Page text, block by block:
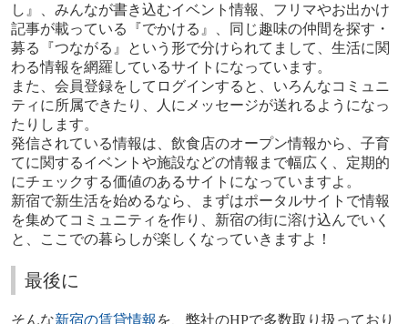
し』、みんなが書き込むイベント情報、フリマやお出かけ
記事が載っている『でかける』、同じ趣味の仲間を探す・
募る『つながる』という形で分けられてまして、生活に関
わる情報を網羅しているサイトになっています。
また、会員登録をしてログインすると、いろんなコミュニ
ティに所属できたり、人にメッセージが送れるようになっ
たりします。
発信されている情報は、飲食店のオープン情報から、子育
てに関するイベントや施設などの情報まで幅広く、定期的
にチェックする価値のあるサイトになっていますよ。
新宿で新生活を始めるなら、まずはポータルサイトで情報
を集めてコミュニティを作り、新宿の街に溶け込んでいく
と、ここでの暮らしが楽しくなっていきますよ！
最後に
そんな新宿の賃貸情報 を、弊社のHPで多数取り扱っており